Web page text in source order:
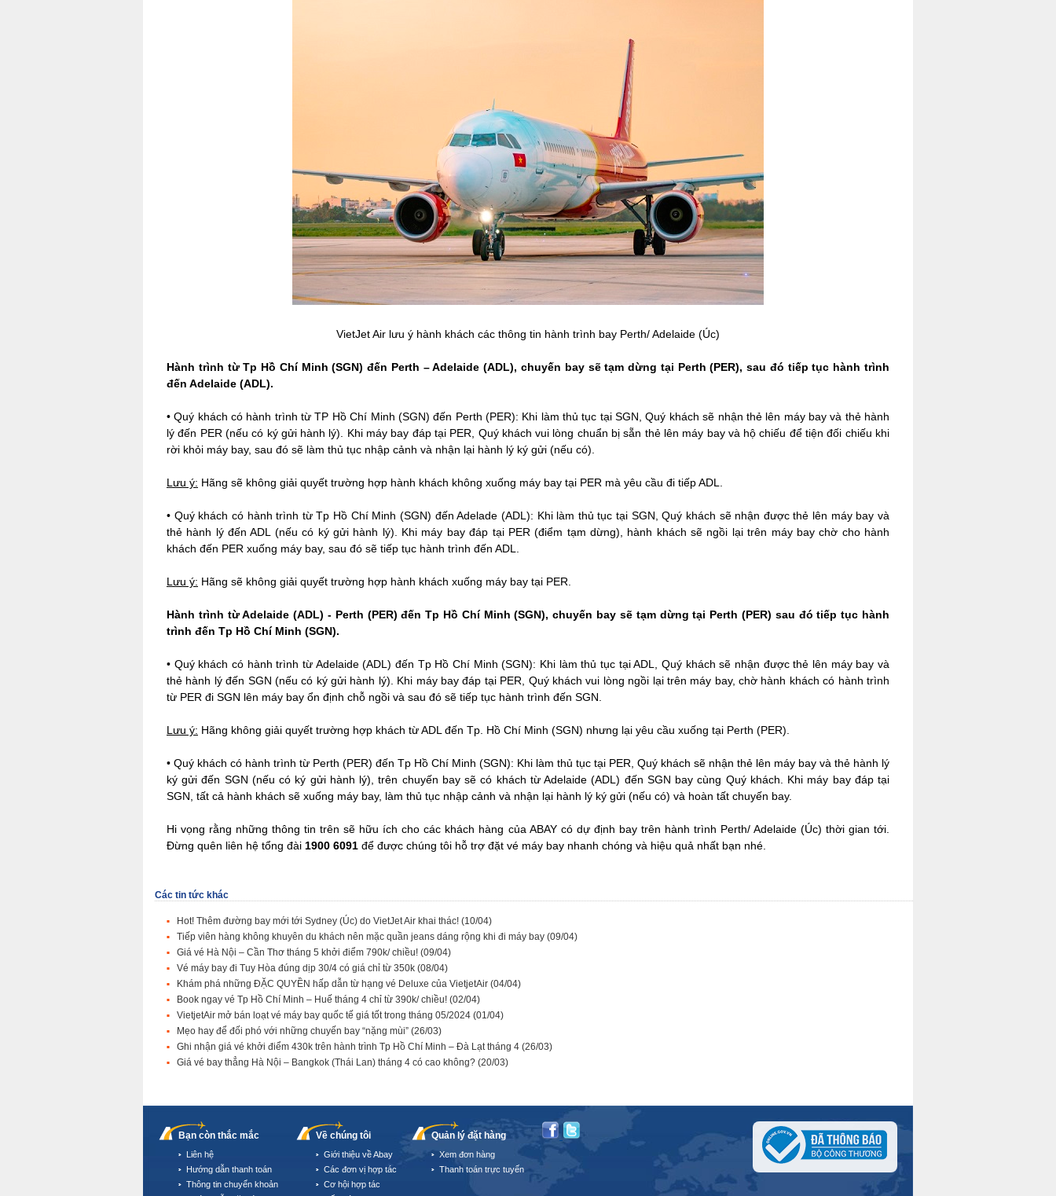
VietJet Air lưu ý hành khách các thông tin hành trình bay Perth/ Adelaide (Úc)
Hành trình từ Tp Hồ Chí Minh (SGN) đến Perth – Adelaide (ADL), chuyến bay sẽ tạm dừng tại Perth (PER), sau đó tiếp tục hành trình
đến Adelaide (ADL).
• Quý khách có hành trình từ TP Hồ Chí Minh (SGN) đến Perth (PER): Khi làm thủ tục tại SGN, Quý khách sẽ nhận thẻ lên máy bay và thẻ hành
lý đến PER (nếu có ký gửi hành lý). Khi máy bay đáp tại PER, Quý khách vui lòng chuẩn bị sẵn thẻ lên máy bay và hộ chiếu để tiện đối chiếu khi
rời khỏi máy bay, sau đó sẽ làm thủ tục nhập cảnh và nhận lại hành lý ký gửi (nếu có).
Lưu ý: Hãng sẽ không giải quyết trường hợp hành khách không xuống máy bay tại PER mà yêu cầu đi tiếp ADL.
• Quý khách có hành trình từ Tp Hồ Chí Minh (SGN) đến Adelade (ADL): Khi làm thủ tục tại SGN, Quý khách sẽ nhận được thẻ lên máy bay và
thẻ hành lý đến ADL (nếu có ký gửi hành lý). Khi máy bay đáp tại PER (điểm tạm dừng), hành khách sẽ ngồi lại trên máy bay chờ cho hành
khách đến PER xuống máy bay, sau đó sẽ tiếp tục hành trình đến ADL.
Lưu ý: Hãng sẽ không giải quyết trường hợp hành khách xuống máy bay tại PER.
Hành trình từ Adelaide (ADL) - Perth (PER) đến Tp Hồ Chí Minh (SGN), chuyến bay sẽ tạm dừng tại Perth (PER) sau đó tiếp tục hành
trình đến Tp Hồ Chí Minh (SGN).
• Quý khách có hành trình từ Adelaide (ADL) đến Tp Hồ Chí Minh (SGN): Khi làm thủ tục tại ADL, Quý khách sẽ nhận được thẻ lên máy bay và
thẻ hành lý đến SGN (nếu có ký gửi hành lý). Khi máy bay đáp tại PER, Quý khách vui lòng ngồi lại trên máy bay, chờ hành khách có hành trình
từ PER đi SGN lên máy bay ổn định chỗ ngồi và sau đó sẽ tiếp tục hành trình đến SGN.
Lưu ý: Hãng không giải quyết trường hợp khách từ ADL đến Tp. Hồ Chí Minh (SGN) nhưng lại yêu cầu xuống tại Perth (PER).
• Quý khách có hành trình từ Perth (PER) đến Tp Hồ Chí Minh (SGN): Khi làm thủ tục tại PER, Quý khách sẽ nhận thẻ lên máy bay và thẻ hành lý
ký gửi đến SGN (nếu có ký gửi hành lý), trên chuyến bay sẽ có khách từ Adelaide (ADL) đến SGN bay cùng Quý khách. Khi máy bay đáp tại
SGN, tất cả hành khách sẽ xuống máy bay, làm thủ tục nhập cảnh và nhận lại hành lý ký gửi (nếu có) và hoàn tất chuyến bay.
Hi vọng rằng những thông tin trên sẽ hữu ích cho các khách hàng của ABAY có dự định bay trên hành trình Perth/ Adelaide (Úc) thời gian tới.
Đừng quên liên hệ tổng đài 1900 6091 để được chúng tôi hỗ trợ đặt vé máy bay nhanh chóng và hiệu quả nhất bạn nhé.
Các tin tức khác
Hot! Thêm đường bay mới tới Sydney (Úc) do VietJet Air khai thác! (10/04)
Tiếp viên hàng không khuyên du khách nên mặc quần jeans dáng rộng khi đi máy bay (09/04)
Giá vé Hà Nội – Cần Thơ tháng 5 khởi điểm 790k/ chiều! (09/04)
Vé máy bay đi Tuy Hòa đúng dịp 30/4 có giá chỉ từ 350k (08/04)
Khám phá những ĐẶC QUYỀN hấp dẫn từ hạng vé Deluxe của VietjetAir (04/04)
Book ngay vé Tp Hồ Chí Minh – Huế tháng 4 chỉ từ 390k/ chiều! (02/04)
VietjetAir mở bán loạt vé máy bay quốc tế giá tốt trong tháng 05/2024 (01/04)
Mẹo hay để đối phó với những chuyến bay “nặng mùi” (26/03)
Ghi nhận giá vé khởi điểm 430k trên hành trình Tp Hồ Chí Minh – Đà Lạt tháng 4 (26/03)
Giá vé bay thẳng Hà Nội – Bangkok (Thái Lan) tháng 4 có cao không? (20/03)
Bạn còn thắc mắc
Liên hệ
Hướng dẫn thanh toán
Thông tin chuyển khoản
Về chúng tôi
Giới thiệu về Abay
Các đơn vị hợp tác
Cơ hội hợp tác
Quản lý đặt hàng
Xem đơn hàng
Thanh toán trực tuyến